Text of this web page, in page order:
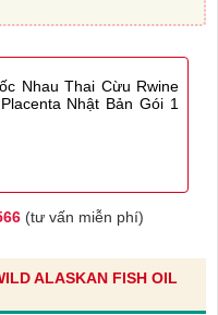
Nhau Thai Cừu Rwine
Nhật Bản Gói 1
(tư vấn miễn phí)
ALASKAN FISH OIL